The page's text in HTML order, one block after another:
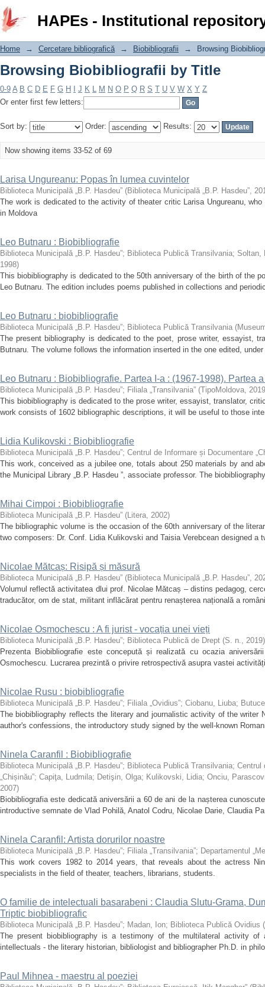
HAPEs - Institutional
Browsing Biobibliografii by Title
Home → Cercetare bibliografică → Biobibliografii → Browsing
Browsing Biobibliografii by Title
0-9 A B C D E F G H J K L M N O P Q R S T U V W X Y Z
Or enter first few letters:
Sort by: Order: Results:
Now showing items 33-52 of 69
Larisa Ungureanu: Popas în lumea cuvintelor
Biblioteca Municipală „B.P. Hasdeu” (Biblioteca Municipală „B.P. Hasdeu”,
The work is dedicated to the activity of theater critic Larisa Ungureanu,
in Moldova
Leo Butnaru : Biobibliografie
Biblioteca Municipală „B.P. Hasdeu”; Biblioteca Publică Transilvania; Soltan,
1998)
This biobibliography is dedicated to the 50th anniversary of the birth of the
Leo Butnaru. The edition includes poems published in collections and
Leo Butnaru : biobibliografie
Biblioteca Municipală „B.P. Hasdeu”; Biblioteca Publică Transilvania (
The present bibliography is dedicated to the poet, prose writer, essayist,
Butnaru. The volume follows the information inserted in the one edited,
Leo Butnaru : Biobibliografie. Partea I-a : (1967-1998). Partea
Biblioteca Municipală „B.P. Hasdeu”; Filiala „Transilvania” (TipoMoldova, 2019
This biobibliography is dedicated to the prose writer, essayist, translator,
work consists of 1602 bibliographic descriptions, it will be useful to those
Lidia Kulikovski : Biobibliografie
Biblioteca Municipală „B.P. Hasdeu”; Centrul de Informare și Documentare
This work, conceived as a jubilee one, totals about 250 materials by and
the Municipal Library „B.P. Hasdeu ”, associate professor. The
Mihai Cimpoi : Biobibliografie
Biblioteca Municipală „B.P. Hasdeu” (Litera, 2002)
The bibliographic volume is the occasion of the 60th anniversary of the
two composers: Dr. Conf. Lidia Kulikovski and Taisia ​​Verebcean designed a
Nicolae Mătcaș: Risipă și măsură
Biblioteca Municipală „B.P. Hasdeu” (Biblioteca Municipală „B.P. Hasdeu”,
Volumul reflectă activitatea dlui prof. Nicolae Mătcaș – distins pedagog,
traducător, om de stat, militant inflăcărat pentru renașterea națională a
Nicolae Osmochescu : A fi jurist - vocația unei vieți
Biblioteca Municipală „B.P. Hasdeu”; Biblioteca Publică de Drept (S. n., 2019)
Prezenta Biobibliografie este concepută și realizată cu ocazia
Osmochescu. Lucrarea prezintă o privire retrospectivă asupra vastei
Nicolae Rusu : biobibliografie
Biblioteca Municipală „B.P. Hasdeu”; Filiala „Ovidius”; Ciobanu, Liuba;
The biobibliography reflects the literary and journalistic activity of the writer
author's confessions, the introductory study signed by the well-known
Ninela Caranfil : Biobibliografie
Biblioteca Municipală „B.P. Hasdeu”; Biblioteca Publică Transilvania; Centrul
„Chișinău”; Capiţa, Ludmila; Detişin, Olga; Kulikovski, Lidia; Onciu,
2007)
Biobibliografia este dedicată aniversării a 60 de ani de la nașterea
introductive semnate de Vlad Pohilă, Anatol Codru, Nicolae Darie, Claudia
Ninela Caranfil: Artista dorurilor noastre
Biblioteca Municipală „B.P. Hasdeu”; Filiala „Transilvania”; Departamentul
This work covers 1982 to 2014 years, that reveals about the actress
specialists in the field of theater, teachers, librarians, students.
O familie de intelectuali basarabeni : Claudia Slutu-Grama,
Triptic biobibliografic
Biblioteca Municipală „B.P. Hasdeu”; Madan, Ion; Biblioteca Publică Ovidius (
The present biobibliography is a testimony of the multilateral activity of
intellectuals - the literary historian, bibliologist and bibliographer Ph.D. in
Paul Mihnea - maestru al poeziei